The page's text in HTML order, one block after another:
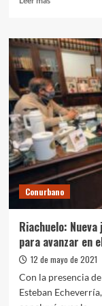
ACUMAR
comenzó
tareas
de
y
perfilado
de
arroyos
en
cuatro
municipios
Conurbano
Riachuelo:
para avanzar en
12 de mayo de 2021
Con la presencia
Esteban